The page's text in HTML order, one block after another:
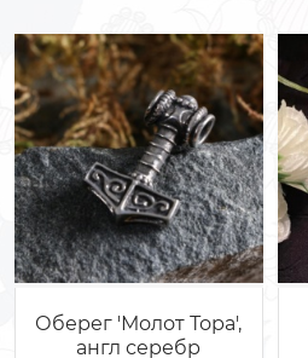
Оберег 'Молот Тора',
англ серебр